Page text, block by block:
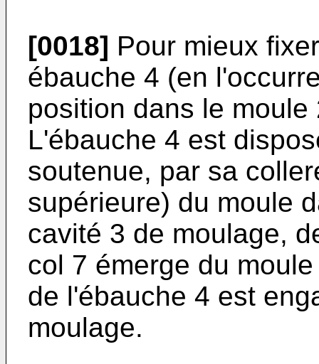
[0018] Pour mieux
ébauche 4 (en
position dans le
L'ébauche 4 est
soutenue, par sa
supérieure) du moule
cavité 3 de moulage,
col 7 émerge du
de l'ébauche 4 est
moulage.